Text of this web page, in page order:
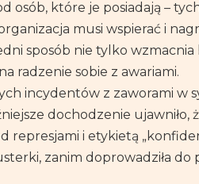
osób, które je posiadają –
musi wspierać i
sposób nie tylko
radzenie sobie z awariami.
incydentów z zaworami w
dochodzenie
represjami i etykietą
zanim doprowadziła do